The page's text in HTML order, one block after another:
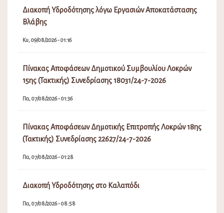
Διακοπή Υδροδότησης λόγω Εργασιών Αποκατάστασης
Βλάβης
Κυ, 09/08/2026 - 01:16
Πίνακας Αποφάσεων Δημοτικού Συμβουλίου Λοκρών
15ης (Τακτικής) Συνεδρίασης 18031/24-7-2026
Πα, 07/08/2026 - 01:36
Πίνακας Αποφάσεων Δημοτικής Επιτροπής Λοκρών 18ης
(Τακτικής) Συνεδρίασης 22627/24-7-2026
Πα, 07/08/2026 - 01:28
Διακοπή Υδροδότησης στο Καλαπόδι
Πα, 07/08/2026 - 08:58